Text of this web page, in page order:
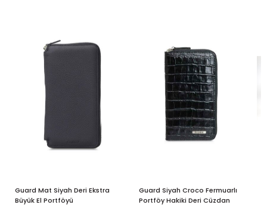
Guard Mat Siyah Deri Ekstra
Büyük El Portföyü
Guard Siyah Croco Fermuarlı
Portföy Hakiki Deri Cüzdan